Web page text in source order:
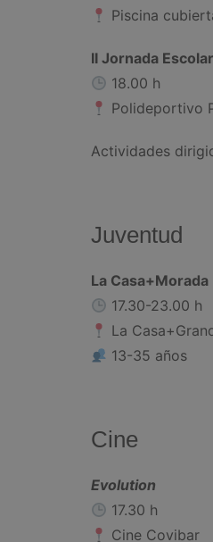
Piscina
II Jornada
18.00 h
Polideportivo
Actividades
Juventud
La Casa+Morada
17.30-23.00 h
La
13-35 años
Cine
Evolution
17.30 h
Cine Covibar